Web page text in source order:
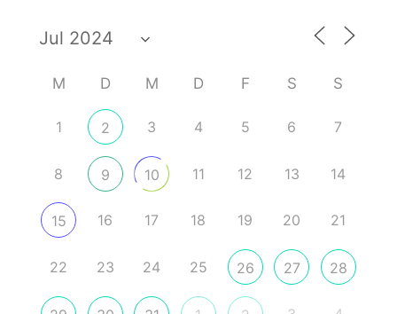
M D M D F S S
1 2 3 4 5 6 7
8 9 10 11 12 13 14
15 16 17 18 19 20 21
22 23 24 25 26 27 28